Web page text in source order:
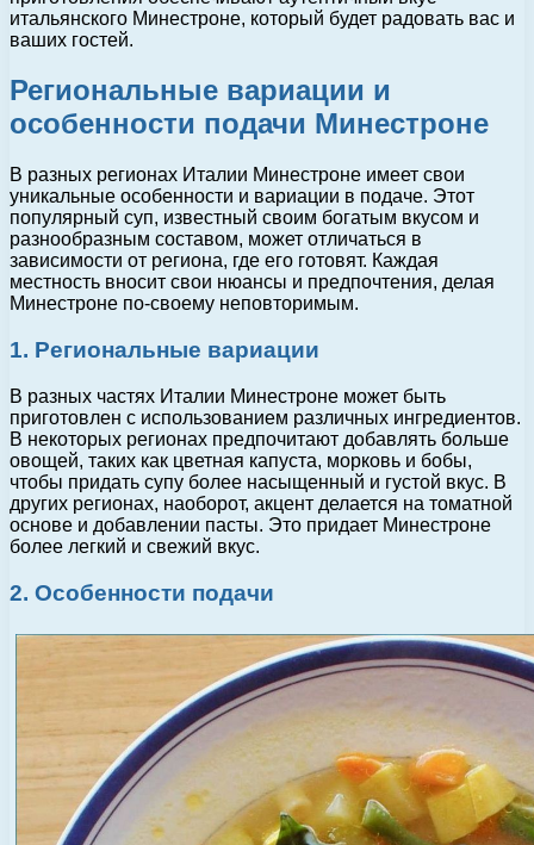
итальянского Минестроне, который будет радовать вас и
ваших гостей.
Региональные вариации и
особенности подачи Минестроне
В разных регионах Италии Минестроне имеет свои
уникальные особенности и вариации в подаче. Этот
популярный суп, известный своим богатым вкусом и
разнообразным составом, может отличаться в
зависимости от региона, где его готовят. Каждая
местность вносит свои нюансы и предпочтения, делая
Минестроне по-своему неповторимым.
1. Региональные вариации
В разных частях Италии Минестроне может быть
приготовлен с использованием различных ингредиентов.
В некоторых регионах предпочитают добавлять больше
овощей, таких как цветная капуста, морковь и бобы,
чтобы придать супу более насыщенный и густой вкус. В
других регионах, наоборот, акцент делается на томатной
основе и добавлении пасты. Это придает Минестроне
более легкий и свежий вкус.
2. Особенности подачи